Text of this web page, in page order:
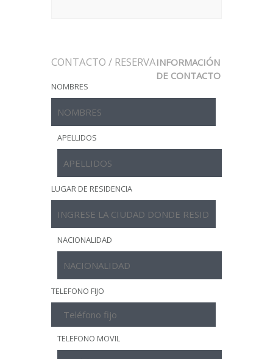
CONTACTO / RESERVAINFORMACIÓN
DE CONTACTO
NOMBRES
APELLIDOS
LUGAR DE RESIDENCIA
NACIONALIDAD
TELEFONO FIJO
TELEFONO MOVIL